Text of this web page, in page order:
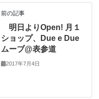
前の記事
明日よりOpen! 月１
ショップ、Due e Due
ムーブ@表参道
2017年7月4日